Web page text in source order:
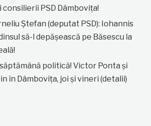
PSD Dâmbovița!
Ștefan (deputat PSD): Iohannis
să-l depășească pe Băsescu la
politică! Victor Ponta și
în Dâmbovița, joi și vineri (detalii)